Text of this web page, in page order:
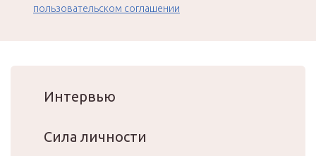
пользовательском соглашении
Интервью
Сила личности